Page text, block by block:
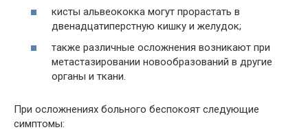
кисты альвеококка могут прорастать в
двенадцатиперстную кишку и желудок;
также различные осложнения возникают при
метастазировании новообразований в другие
органы и ткани.
При осложнениях больного беспокоят следующие
симптомы: